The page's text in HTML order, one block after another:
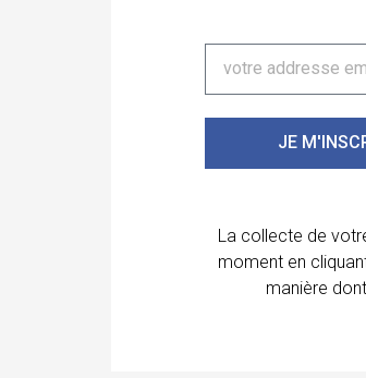
JE
La collecte de
moment en
manière